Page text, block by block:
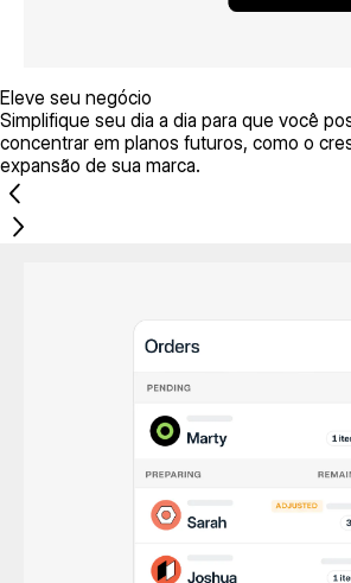
Eleve seu negócio
Simplifique seu dia a dia para que você
concentrar em planos futuros, como o
expansão de sua marca.